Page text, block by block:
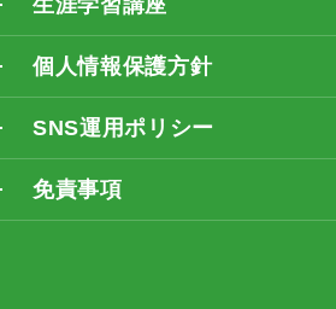
個人情報保護方針
SNS運用ポリシー
免責事項